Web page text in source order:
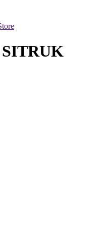
SITRUK